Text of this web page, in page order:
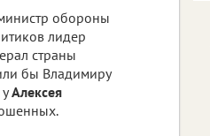
обороны
лидер
страны
бы Владимиру
Алексея